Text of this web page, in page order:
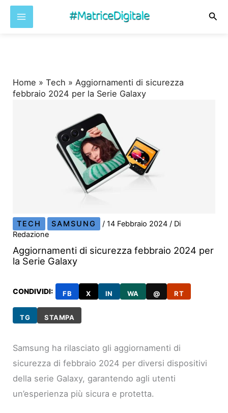
Home »Tech »Aggiornamenti di sicurezza
febbraio 2024 per la Serie Galaxy
TECH SAMSUNG /14 Febbraio 2024/ Di
Redazione
Aggiornamenti di sicurezza febbraio 2024 per
la Serie Galaxy
CONDIVIDI: FB X IN WA @ RT
TG STAMPA
Samsung ha rilasciato gli aggiornamenti di
sicurezza di febbraio 2024 per diversi dispositivi
della serie Galaxy, garantendo agli utenti
un’esperienza più sicura e protetta.